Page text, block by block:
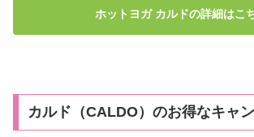
ホットヨガ カルドの詳細はこ
カルド（CALDO）のお得なキャ